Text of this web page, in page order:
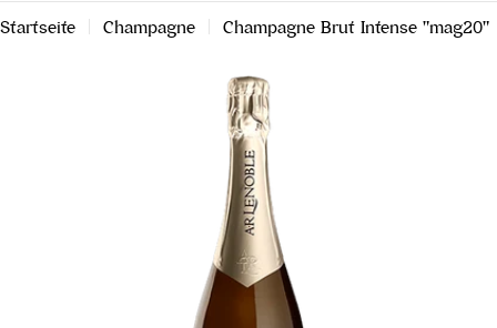
Startseite Champagne Champagne Brut Intense "mag20"